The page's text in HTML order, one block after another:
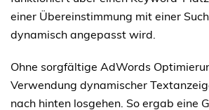
einer Übereinstimmung mit einer
dynamisch angepasst wird.
Ohne sorgfältige AdWords
Verwendung dynamischer
nach hinten losgehen. So ergab eine